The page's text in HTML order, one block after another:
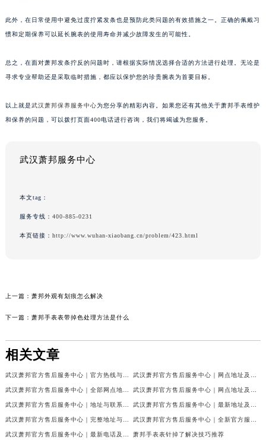
此外，在日常使用中避免过度拧紧发条也是预防此类问题的有效措施之一。正确的佩戴习
惯和定期保养可以延长腕表的使用寿命并减少故障发生的可能性。
总之，在面对萧邦发条拧反的问题时，请根据实际情况选择合适的方法进行处理。无论是
寻求专业帮助还是采取临时措施，都应以保护您的珍贵腕表为首要目标。
以上就是武汉萧邦保养服务中心为您分享的精彩内容。如果您还有其他关于萧邦手表维护
和保养的问题，可以拨打页面400电话进行咨询，我们将竭诚为您服务。
武汉萧邦服务中心
本文tag：
服务专线： 400-885-0231
本页链接： http://www.wuhan-xiaobang.cn/problem/423.html
上一篇： 萧邦外观有划痕怎么解决
下一篇： 萧邦手表表带掉色处理方法是什么
相关文章
武汉萧邦官方售后服务中心｜官方热线与门店地址权威信息公示（2026年6月最新） 武汉萧邦官方售后服务中心｜网点地址及热线权威信息公示（2026年6月最新）
武汉萧邦官方售后服务中心｜全部网点地址与热线权威信息公示（2026年6月最新） 武汉萧邦官方售后服务中心｜网点地址及热线权威信息公示（2026年6月最新）
武汉萧邦官方售后服务中心｜地址与联系电话权威信息公示（2026年6月最新） 武汉萧邦官方售后服务中心｜最新地址及服务热线权威信息公示（2026年6月最新）
武汉萧邦官方售后服务中心｜完整地址与联系电话权威信息公示（2026年6月最新） 武汉萧邦官方售后服务中心｜全新官方服务电话与地址权威信息公示（2026年6月最新）
武汉萧邦官方售后服务中心｜最新电话及地址权威信息公示（2026年6月最新） 萧邦手表表针掉了解决技巧推荐